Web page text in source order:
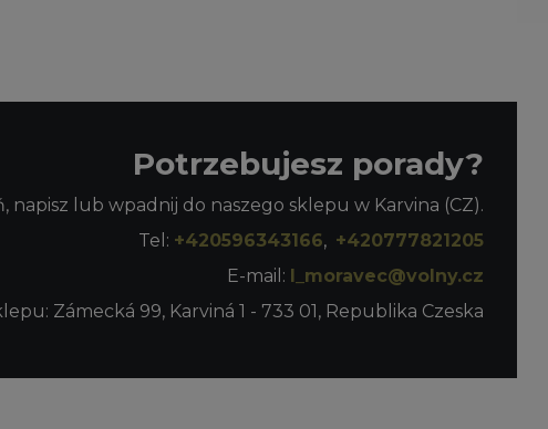
Potrzebujesz porady?
napisz lub wpadnij do naszego sklepu w Karvina (CZ).
Tel: +420596343166, +420777821205
E-mail: l_moravec@volny.cz
Zámecká 99, Karviná 1 - 733 01, Republika Czeska